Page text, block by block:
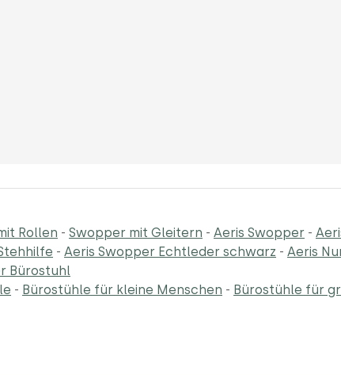
Rollen - Swopper mit Gleitern - Aeris Swopper -
- Aeris Swopper Echtleder schwarz - Aeris
Bürostuhl
- Bürostühle für kleine Menschen - Bürostühle für